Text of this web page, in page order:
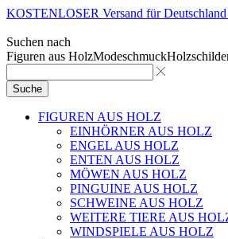
KOSTENLOSER Versand für Deutschland
Suchen nach
Figuren aus HolzModeschmuck
Suche
FIGUREN AUS HOLZ
EINHÖRNER AUS HOLZ
ENGEL AUS HOLZ
ENTEN AUS HOLZ
MÖWEN AUS HOLZ
PINGUINE AUS HOLZ
SCHWEINE AUS HOLZ
WEITERE TIERE AUS
WINDSPIELE AUS HOLZ